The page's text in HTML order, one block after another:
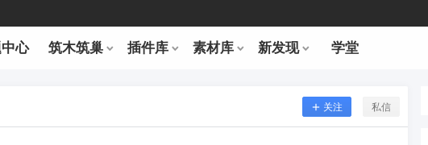
心 筑木筑巢 插件库 素材库 新发现 学堂
关注 私信